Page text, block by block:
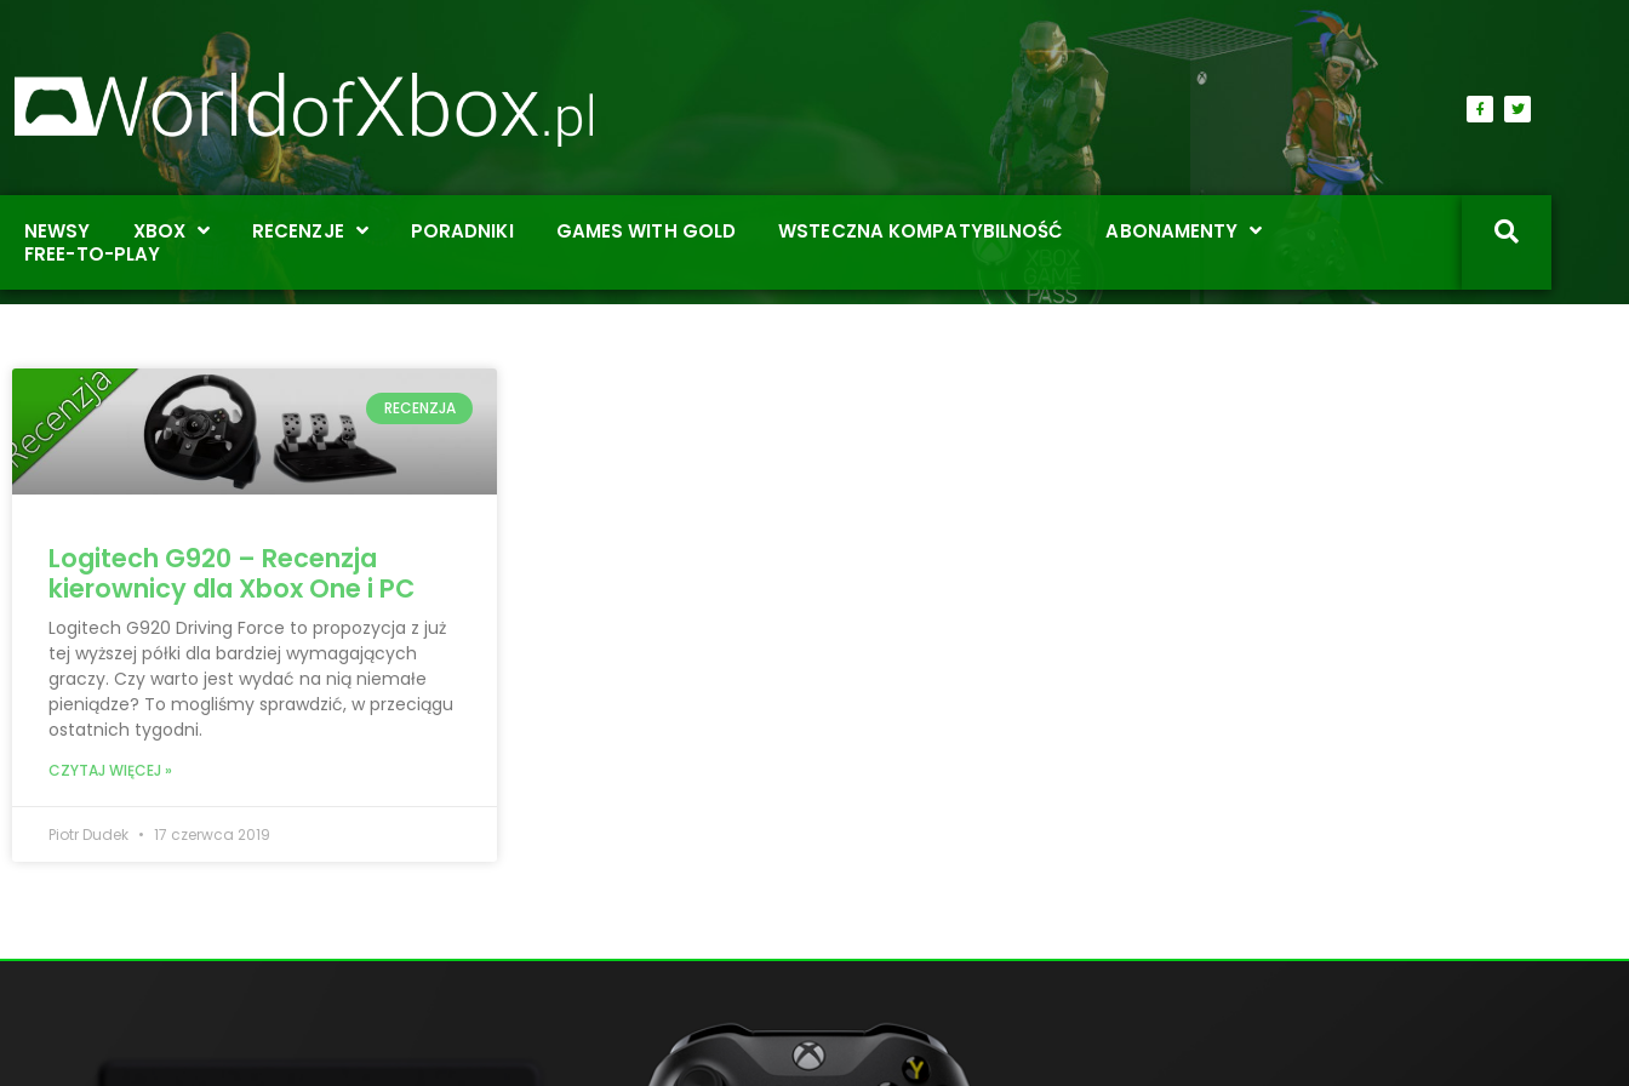
NEWSY XBOX RECENZJE PORADNIKI GAMES WITH GOLD WSTECZNA KOMPATYBILNOŚĆ
ABONAMENTY
FREE-TO-PLAY
RECENZJA
Logitech G920 – Recenzja
kierownicy dla Xbox One i PC
Logitech G920 Driving Force to propozycja z już
tej wyższej półki dla bardziej wymagających
graczy. Czy warto jest wydać na nią niemałe
pieniądze? To mogliśmy sprawdzić, w przeciągu
ostatnich tygodni.
CZYTAJ WIĘCEJ »
Piotr Dudek 17 czerwca 2019